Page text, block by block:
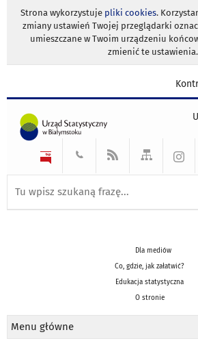
Strona wykorzystuje pliki cookies.
zmiany ustawień Twojej przeglądarki
umieszczane w Twoim urządzeniu
zmienić te ustawienia.
Dla mediów
Co, gdzie, jak załatwić?
Edukacja statystyczna
O stronie
Menu główne